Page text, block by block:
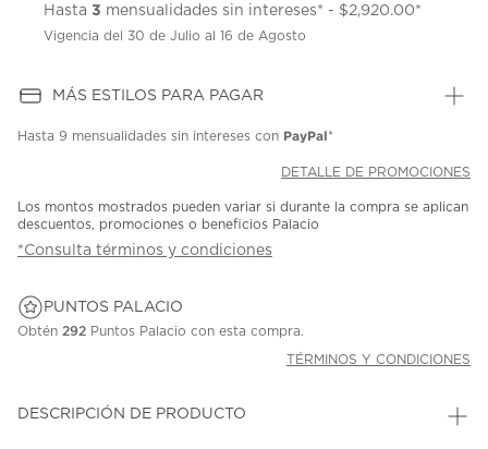
Hasta 3 mensualidades sin intereses* - $2,920.00*
Vigencia del 30 de Julio al 16 de Agosto
MÁS ESTILOS PARA PAGAR
Hasta 9 mensualidades sin intereses con PayPal*
DETALLE DE PROMOCIONES
Los montos mostrados pueden variar si durante la compra se aplican
descuentos, promociones o beneficios Palacio
*Consulta términos y condiciones
PUNTOS PALACIO
Obtén 292 Puntos Palacio con esta compra.
TÉRMINOS Y CONDICIONES
DESCRIPCIÓN DE PRODUCTO